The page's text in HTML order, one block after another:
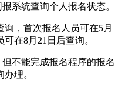
系统查询个人报名状态。
，首次报名人员可在5月
在8月21日后查询。
不能完成报名程序的报名
理。